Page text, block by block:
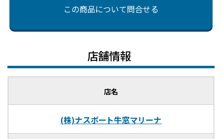
この商品について問合せる
店舗情報
店名
(株)ナスボート牛窓マリーナ